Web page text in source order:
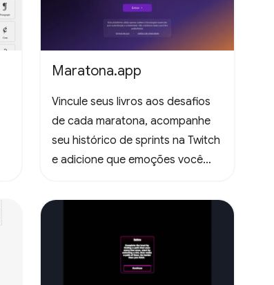
Maratona.app
Vincule seus livros aos desafios
de cada maratona, acompanhe
seu histórico de sprints na Twitch
e adicione que emoções você
essas informações ficam